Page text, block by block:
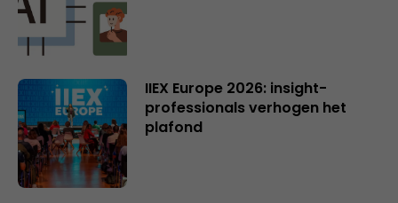
IIEX Europe 2026: insight-
professionals verhogen het
plafond